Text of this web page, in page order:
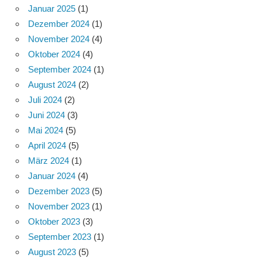
Januar 2025 (1)
Dezember 2024 (1)
November 2024 (4)
Oktober 2024 (4)
September 2024 (1)
August 2024 (2)
Juli 2024 (2)
Juni 2024 (3)
Mai 2024 (5)
April 2024 (5)
März 2024 (1)
Januar 2024 (4)
Dezember 2023 (5)
November 2023 (1)
Oktober 2023 (3)
September 2023 (1)
August 2023 (5)